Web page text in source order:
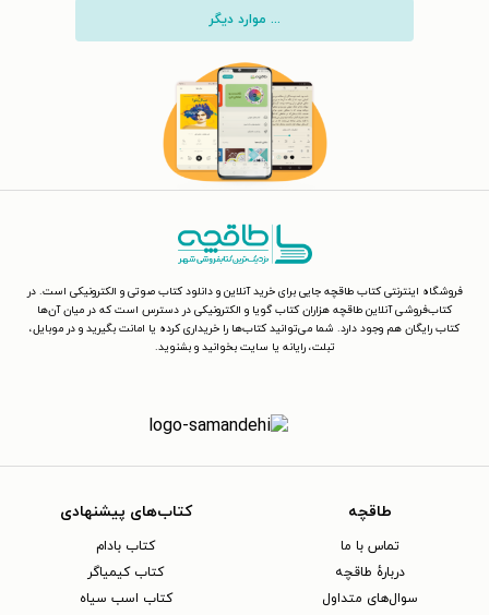
... موارد دیگر
فروشگاه اینترنتی کتاب طاقچه جایی برای خرید آنلاین و دانلود کتاب صوتی و الکترونیکی است. در
کتاب‌فروشی آنلاین طاقچه هزاران کتاب گویا و الکترونیکی در دسترس است که در میان آن‌ها
کتاب رایگان هم وجود دارد. شما می‌توانید کتاب‌ها را خریداری کرده یا امانت بگیرید و در موبایل،
تبلت، رایانه یا سایت بخوانید و بشنوید.
طاقچه
تماس با ما
دربارهٔ طاقچه
سوال‌های متداول
کتاب‌های پیشنهادی
کتاب بادام
کتاب کیمیاگر
کتاب اسب سیاه